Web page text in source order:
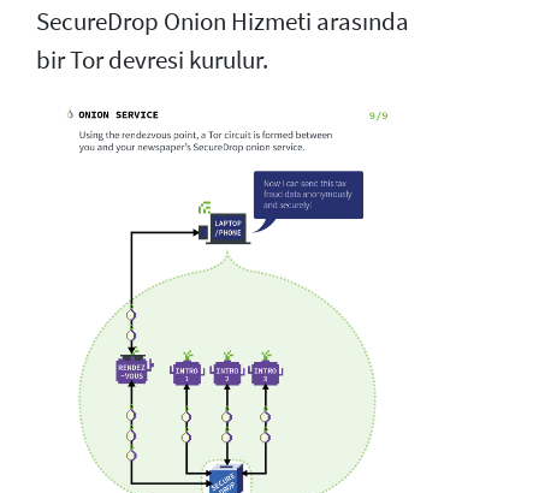
SecureDrop Onion Hizmeti arasında
bir Tor devresi kurulur.